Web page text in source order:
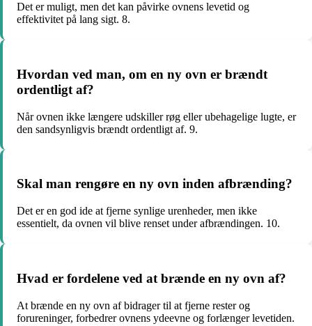
Det er muligt, men det kan påvirke ovnens levetid og
effektivitet på lang sigt. 8.
Hvordan ved man, om en ny ovn er brændt
ordentligt af?
Når ovnen ikke længere udskiller røg eller ubehagelige lugte, er
den sandsynligvis brændt ordentligt af. 9.
Skal man rengøre en ny ovn inden afbrænding?
Det er en god ide at fjerne synlige urenheder, men ikke
essentielt, da ovnen vil blive renset under afbrændingen. 10.
Hvad er fordelene ved at brænde en ny ovn af?
At brænde en ny ovn af bidrager til at fjerne rester og
forureninger, forbedrer ovnens ydeevne og forlænger levetiden.